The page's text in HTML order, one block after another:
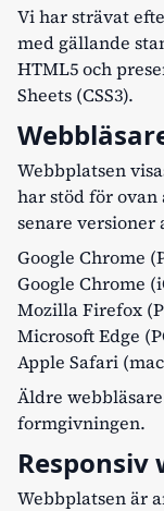
Vi har strävat
med gällande
HTML5 och
Sheets (CSS3).
Webbplatsen
har stöd för
senare versioner
Google Chrome
Google Chrome
Mozilla Firefox
Microsoft Edge
Apple Safari
Äldre
formgivningen.
Responsiv
Webbplatsen är